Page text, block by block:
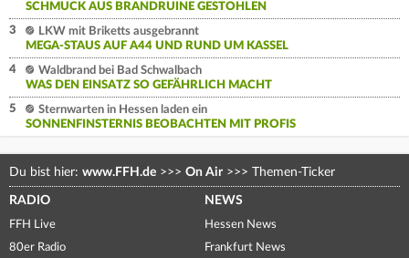
SCHMUCK AUS BRANDRUINE GESTOHLEN
3
LKW mit Briketts ausgebrannt
MEGA-STAUS AUF A44 UND RUND UM KASSEL
4
Waldbrand bei Bad Schwalbach
WAS DEN EINSATZ SO GEFÄHRLICH MACHT
5
Sternwarten in Hessen laden ein
SONNENFINSTERNIS BEOBACHTEN MIT PROFIS
Du bist hier: www.FFH.de >>> On Air >>> Themen-Ticker
RADIO
FFH Live
80er Radio
NEWS
Hessen News
Frankfurt News